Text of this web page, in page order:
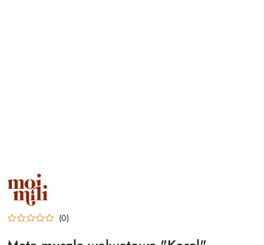
NAZWA
PRODUCENTA:
MOI
MILI
(0)